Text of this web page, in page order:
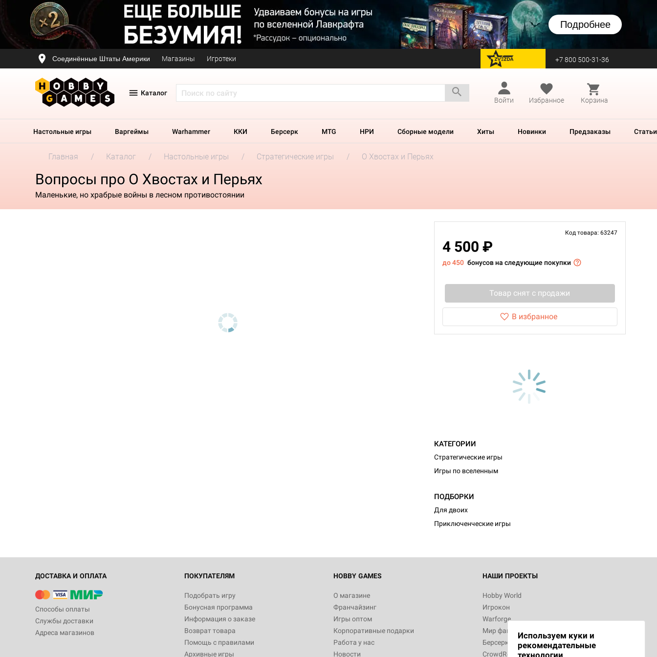
Подробнее
Соединённые Штаты Америки Магазины Игротеки перейти на Zvezda +7 800 500-31-36
Каталог
Войти
Избранное Корзина
Настольные игры Варгеймы Warhammer ККИ Берсерк MTG НРИ Сборные модели Хиты Новинки Предзаказы Статьи
Главная Каталог Настольные игры Стратегические игры О Хвостах и Перьях
Вопросы про О Хвостах и Перьях
Маленькие, но храбрые войны в лесном противостоянии
Код товара: 63247
4 500 ₽
до 450 бонусов на следующие покупки
Товар снят с продажи
В избранное
КАТЕГОРИИ
Стратегические игры
Игры по вселенным
ПОДБОРКИ
Для двоих
Приключенческие игры
ДОСТАВКА И ОПЛАТА
Способы оплаты
Службы доставки
Адреса магазинов
ПОКУПАТЕЛЯМ
Подобрать игру
Бонусная программа
Информация о заказе
Возврат товара
Помощь с правилами
Архивные игры
HOBBY GAMES
О магазине
Франчайзинг
Игры оптом
Корпоративные подарки
Работа у нас
Новости
НАШИ ПРОЕКТЫ
Hobby World
Игрокон
Warforge
Мир фантастики
Берсерк
CrowdRepublic
Используем куки и
рекомендательные
технологии